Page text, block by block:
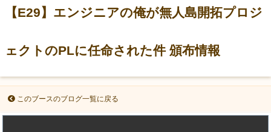
【E29】エンジニアの俺が無人島開拓プロジ
ェクトのPLに任命された件 頒布情報
このブースのブログ一覧に戻る